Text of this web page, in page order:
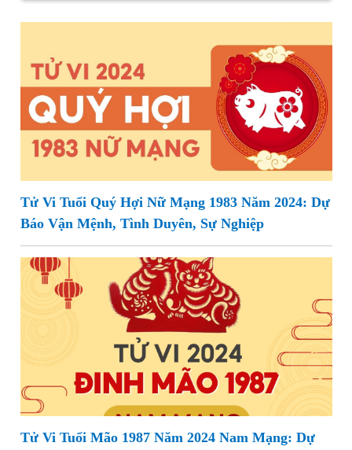
Tử Vi Tuổi Quý Hợi Nữ Mạng 1983 Năm 2024: Dự
Báo Vận Mệnh, Tình Duyên, Sự Nghiệp
Tử Vi Tuổi Mão 1987 Năm 2024 Nam Mạng: Dự